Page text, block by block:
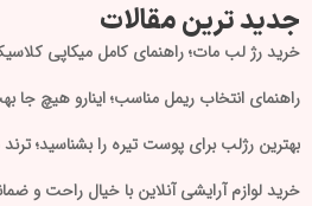
جدید ترین مقالات
خرید رژ لب مات؛ راهنمای کامل میکاپی
راهنمای انتخاب ریمل مناسب؛ اینارو هیچ جا
بهترین رژلب برای پوست تیره را بشناسید؛
خرید لوازم آرایشی آنلاین با خیال راحت و